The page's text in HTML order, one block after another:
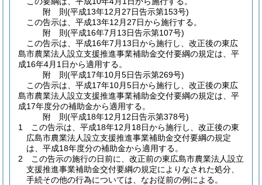
附 則(平成13年12月27日告示第153号)
この告示は、平成13年12月27日から施行する。
附 則(平成16年7月13日告示第107号)
この告示は、平成16年7月13日から施行し、改正後の東広
島市農業法人設立支援推進事業補助金交付要綱の規定は、平
成16年4月1日から適用する。
附 則(平成17年10月5日告示第269号)
この告示は、平成17年10月5日から施行し、改正後の東広
島市農業法人設立支援推進事業補助金交付要綱の規定は、平
成17年度分の補助金から適用する。
附 則(平成18年12月12日告示第378号)
1
この告示は、平成18年12月18日から施行し、改正後の東
広島市農業法人設立支援推進事業補助金交付要綱の規定
は、平成18年度分の補助金から適用する。
2
この告示の施行の日前に、改正前の東広島市農業法人設立
支援推進事業補助金交付要綱の規定によりなされた処分、
手続その他の行為については、なお従前の例による。